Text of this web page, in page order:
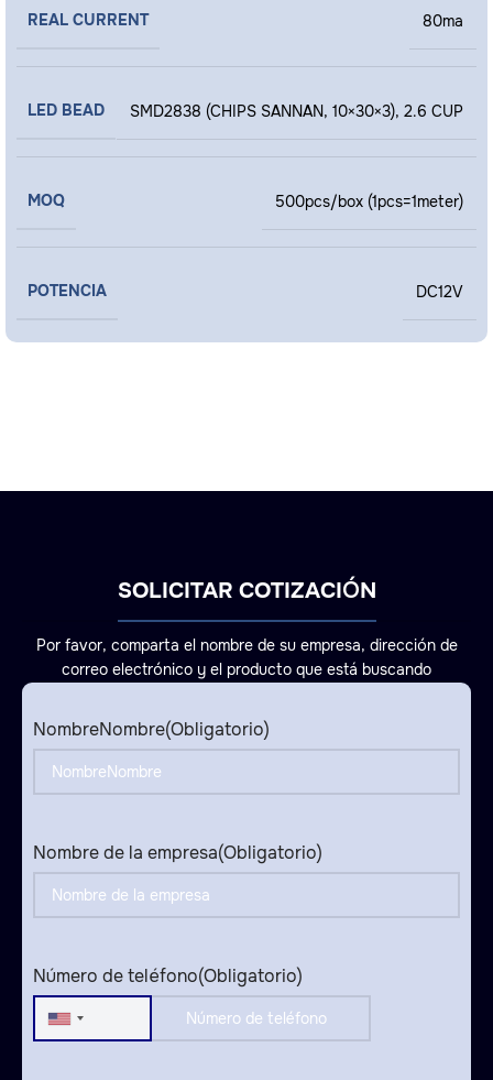
REAL CURRENT 80ma
LED BEAD SMD2838 (CHIPS SANNAN, 10×30×3), 2.6 CUP
MOQ 500pcs/box (1pcs=1meter)
POTENCIA DC12V
SOLICITAR COTIZACIÓN
Por favor, comparta el nombre de su empresa, dirección de
correo electrónico y el producto que está buscando
NombreNombre(Obligatorio)
Nombre de la empresa(Obligatorio)
Número de teléfono(Obligatorio)
United